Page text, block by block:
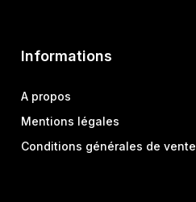
Informations
A propos
Mentions légales
Conditions générales de vente